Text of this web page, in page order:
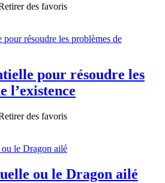
des favoris
pour résoudre les
l’existence
des favoris
ou le Dragon ailé